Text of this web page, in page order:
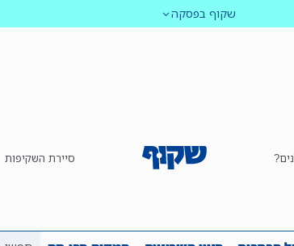
שקוף בפסקה
סיירת השקיפות
לוביסטים כל הכתבות העין השביעית